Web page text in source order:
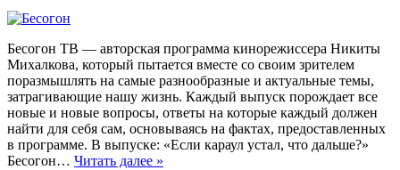
Бесогон ТВ — авторская программа кинорежиссера Никиты
Михалкова, который пытается вместе со своим зрителем
поразмышлять на самые разнообразные и актуальные темы,
затрагивающие нашу жизнь. Каждый выпуск порождает все
новые и новые вопросы, ответы на которые каждый должен
найти для себя сам, основываясь на фактах, предоставленных
в программе. В выпуске: «Если караул устал, что дальше?»
Бесогон… Читать далее »